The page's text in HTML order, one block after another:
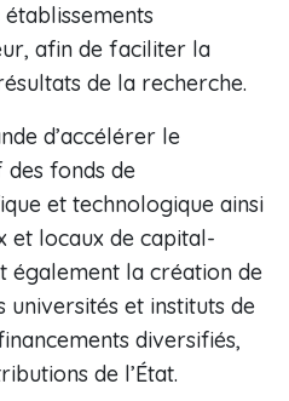
établissements
afin de faciliter la
de la recherche.
d’accélérer le
fonds de
et technologique ainsi
et locaux de capital-
également la création de
universités et instituts de
diversifiés,
de l’État.